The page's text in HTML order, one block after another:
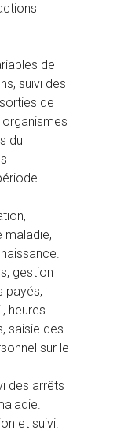
de
suivi des
de
du
maladie,
gestion
payés,
heures
saisie des
sur le
des arrêts
et suivi.